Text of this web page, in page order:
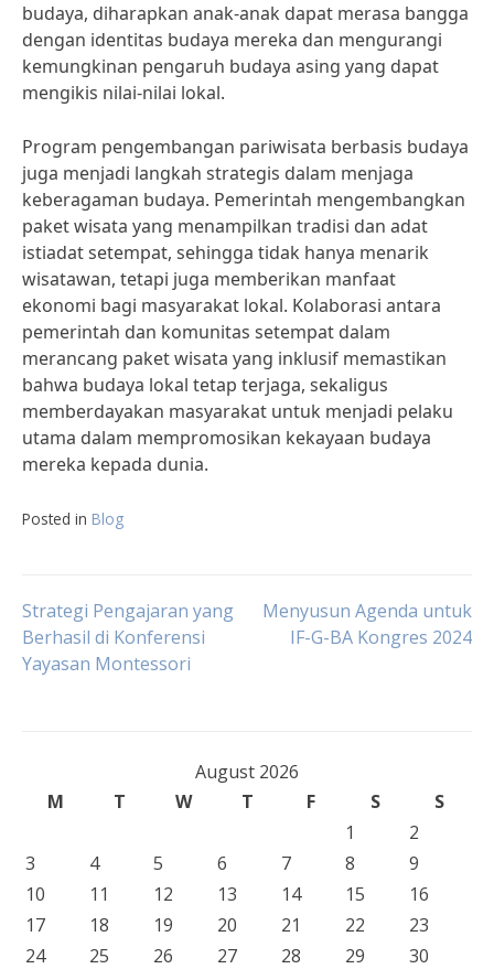
budaya, diharapkan anak-anak dapat merasa bangga
dengan identitas budaya mereka dan mengurangi
kemungkinan pengaruh budaya asing yang dapat
mengikis nilai-nilai lokal.
Program pengembangan pariwisata berbasis budaya
juga menjadi langkah strategis dalam menjaga
keberagaman budaya. Pemerintah mengembangkan
paket wisata yang menampilkan tradisi dan adat
istiadat setempat, sehingga tidak hanya menarik
wisatawan, tetapi juga memberikan manfaat
ekonomi bagi masyarakat lokal. Kolaborasi antara
pemerintah dan komunitas setempat dalam
merancang paket wisata yang inklusif memastikan
bahwa budaya lokal tetap terjaga, sekaligus
memberdayakan masyarakat untuk menjadi pelaku
utama dalam mempromosikan kekayaan budaya
mereka kepada dunia.
Posted in Blog
Post
navigation
Strategi Pengajaran yang
Berhasil di Konferensi
Yayasan Montessori
Menyusun Agenda untuk
IF-G-BA Kongres 2024
August 2026
M
T W T F S
S
1
2
3
4 5 6 7 8
9
10
11 12 13 14 15
16
17
18 19 20 21 22
23
24
25 26 27 28 29 30